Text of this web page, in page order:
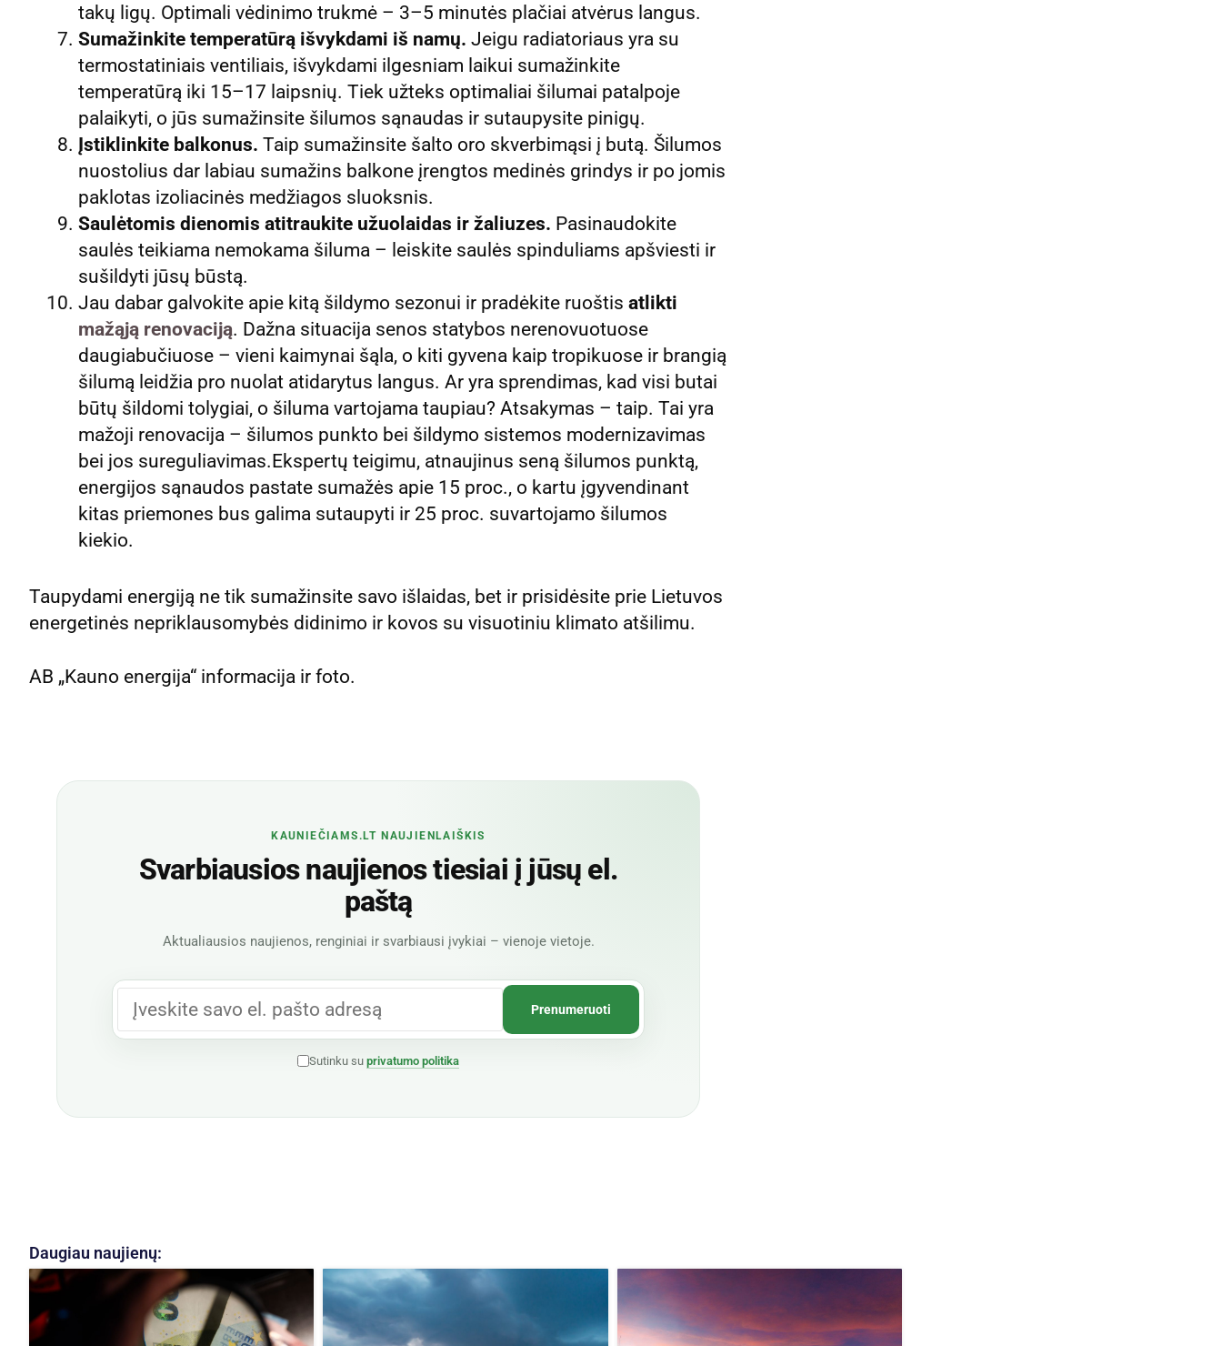
takų ligų. Optimali vėdinimo trukmė – 3–5 minutės plačiai atvėrus langus.
Sumažinkite temperatūrą išvykdami iš namų. Jeigu radiatoriaus yra su
termostatiniais ventiliais, išvykdami ilgesniam laikui sumažinkite
temperatūrą iki 15–17 laipsnių. Tiek užteks optimaliai šilumai patalpoje
palaikyti, o jūs sumažinsite šilumos sąnaudas ir sutaupysite pinigų.
Įstiklinkite balkonus. Taip sumažinsite šalto oro skverbimąsi į butą. Šilumos
nuostolius dar labiau sumažins balkone įrengtos medinės grindys ir po jomis
paklotas izoliacinės medžiagos sluoksnis.
Saulėtomis dienomis atitraukite užuolaidas ir žaliuzes. Pasinaudokite
saulės teikiama nemokama šiluma – leiskite saulės spinduliams apšviesti ir
sušildyti jūsų būstą.
Jau dabar galvokite apie kitą šildymo sezonui ir pradėkite ruoštisatlikti
mažąją renovaciją. Dažna situacija senos statybos nerenovuotuose
daugiabučiuose – vieni kaimynai šąla, o kiti gyvena kaip tropikuose ir brangią
šilumą leidžia pro nuolat atidarytus langus. Ar yra sprendimas, kad visi butai
būtų šildomi tolygiai, o šiluma vartojama taupiau? Atsakymas – taip. Tai yra
mažoji renovacija – šilumos punkto bei šildymo sistemos modernizavimas
bei jos sureguliavimas.Ekspertų teigimu, atnaujinus seną šilumos punktą,
energijos sąnaudos pastate sumažės apie 15 proc., o kartu įgyvendinant
kitas priemones bus galima sutaupyti ir 25 proc. suvartojamo šilumos
kiekio.
Taupydami energiją ne tik sumažinsite savo išlaidas, bet ir prisidėsite prie Lietuvos
energetinės nepriklausomybės didinimo ir kovos su visuotiniu klimato atšilimu.
AB „Kauno energija“ informacija ir foto.
KAUNIEČIAMS.LT NAUJIENLAIŠKIS
Svarbiausios naujienos tiesiai į jūsų el.
paštą
Aktualiausios naujienos, renginiai ir svarbiausi įvykiai – vienoje vietoje.
Sutinku su privatumo politika
Daugiau naujienų: